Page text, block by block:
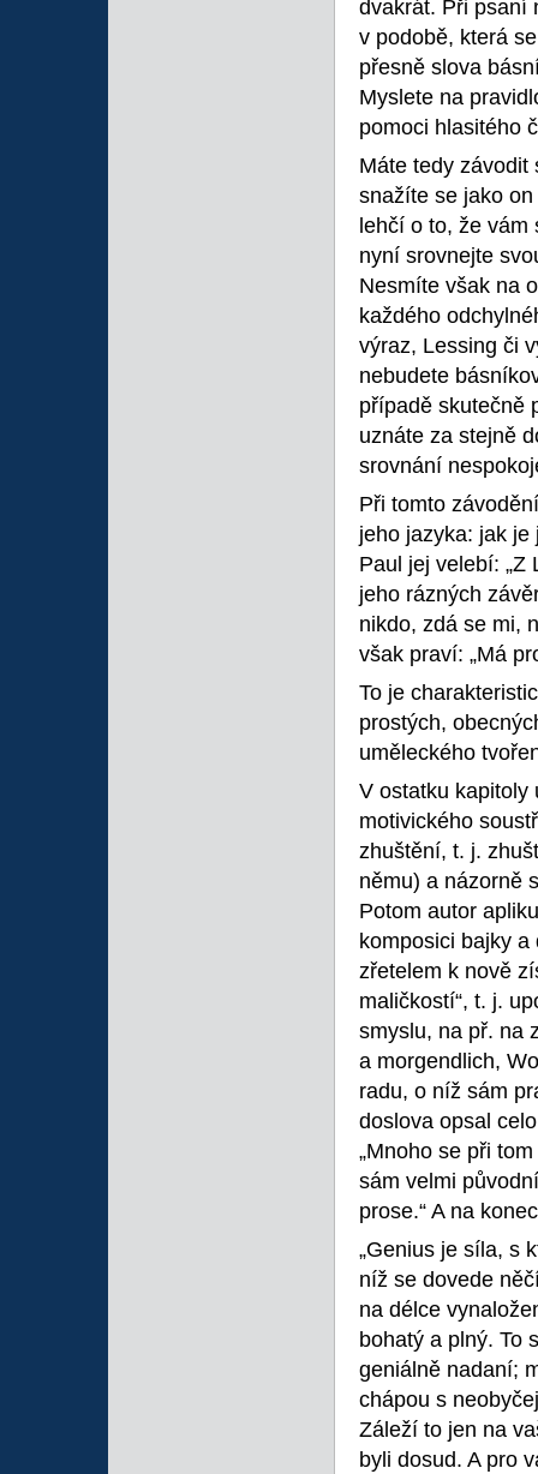
dvakrát. Při psaní
v podobě, která
přesně slova
Myslete na
pomoci hlasitého
Máte tedy závodit
snažíte se jako
lehčí o to, že
nyní srovnejte
Nesmíte však na
každého
výraz, Lessing či
nebudete
případě skutečně
uznáte za stejně
srovnání
Při tomto
jeho jazyka: jak
Paul jej velebí: „Z
jeho rázných
nikdo, zdá se mi,
však praví: „Má
To je
prostých,
uměleckého
V ostatku kapitoly
motivického
zhuštění, t. j.
němu) a názorně
Potom autor
komposici bajky
zřetelem k nově
maličkostí“, t. j.
smyslu, na př. na
a morgendlich,
radu, o níž sám
doslova opsal
„Mnoho se při
sám velmi
prose.“ A na
„Genius je síla, s
níž se dovede
na délce
bohatý a plný. To
geniálně nadaní;
chápou s
Záleží to jen na
byli dosud. A pro